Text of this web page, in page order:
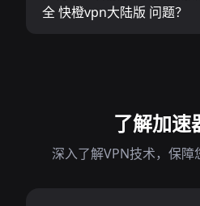
全 快橙vpn大陆版 问题？
了解加速
深入了解VPN技术，保